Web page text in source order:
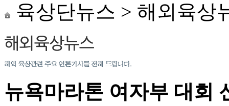
육상단뉴스 > 해외육상
뉴욕마라톤 여자부 대회